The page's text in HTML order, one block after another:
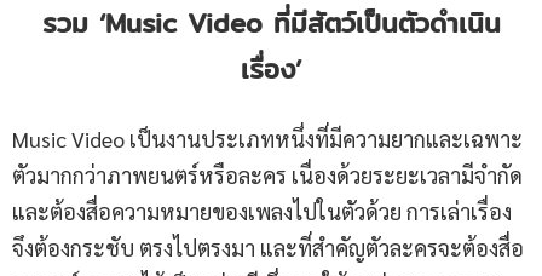
รวม ‘Music Video ที่มีสัตว์เป็นตัวดำเนิน
เรื่อง’
Music Video เป็นงานประเภทหนึ่งที่มีความยากและเฉพาะ
ตัวมากกว่าภาพยนตร์หรือละคร เนื่องด้วยระยะเวลามีจำกัด
และต้องสื่อความหมายของเพลงไปในตัวด้วย การเล่าเรื่อง
จึงต้องกระชับ ตรงไปตรงมา และที่สำคัญตัวละครจะต้องสื่อ